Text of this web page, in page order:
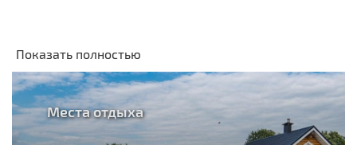
Показать полностью
Места отдыха